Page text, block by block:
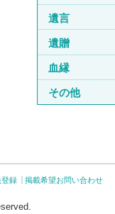
遺言
遺贈
血縁
その他
登録 掲載希望お問い合わせ